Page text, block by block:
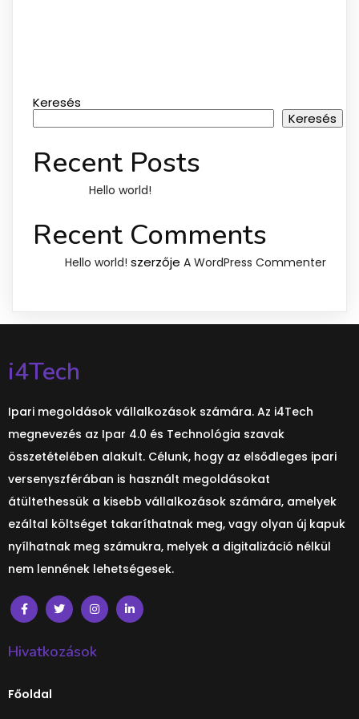
Keresés
Keresés
Recent Posts
Hello world!
Recent Comments
Hello world! szerzője A WordPress Commenter
i4Tech
Ipari megoldások vállalkozások számára. Az i4Tech
megnevezés az Ipar 4.0 és Technológia szavak
összetételében alakult. Célunk, hogy az elsődleges ipari
versenyszférában is használt megoldásokat
átültethessük a kisebb vállalkozások számára, amelyek
ezáltal költséget takaríthatnak meg, vagy olyan új kapuk
nyílhatnak meg számukra, melyek a digitalizáció nélkül
nem lennének lehetségesek.
Hivatkozások
Főoldal